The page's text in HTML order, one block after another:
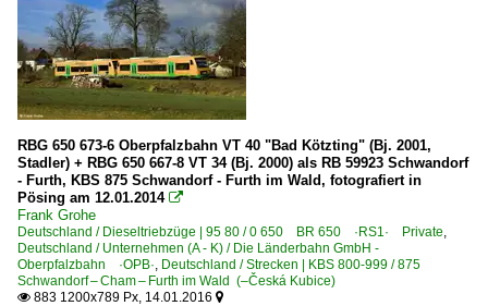
RBG 650 673-6 Oberpfalzbahn VT 40 "Bad Kötzting" (Bj. 2001,
Stadler) + RBG 650 667-8 VT 34 (Bj. 2000) als RB 59923 Schwandorf
- Furth, KBS 875 Schwandorf - Furth im Wald, fotografiert in
Pösing am 12.01.2014 
Frank Grohe
Deutschland / Dieseltriebzüge | 95 80 / 0 650 BR 650 ·RS1· Private,
Deutschland / Unternehmen (A - K) / Die Länderbahn GmbH -
Oberpfalzbahn ·OPB·, Deutschland / Strecken | KBS 800-999 / 875
Schwandorf – Cham – Furth im Wald (–Česká Kubice)
 883 1200x789 Px, 14.01.2016 